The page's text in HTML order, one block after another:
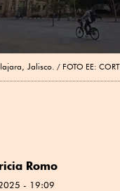
Jalisco. FOTO EE:
Romo
- 19:09